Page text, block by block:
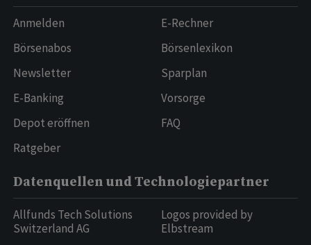
Anmelden
Börsenabos
Newsletter
E-Banking
Depot eröffnen
Ratgeber
E-Rechner
Börsenlexikon
Sparplan
Vorsorge
FAQ
Datenquellen und Technologiepartner
Allfunds Tech Solutions
Switzerland AG
Logos provided by
Elbstream